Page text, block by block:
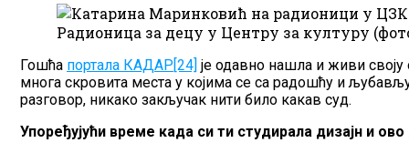
Радионица за децу у Центру за културу
Гошћа портала КАДАР[24] је одавно нашла и живи
многа скровита места у којима се са радошћу и
разговор, никако закључак нити било какав суд.
Упоређујући време када си ти студирала дизајн и